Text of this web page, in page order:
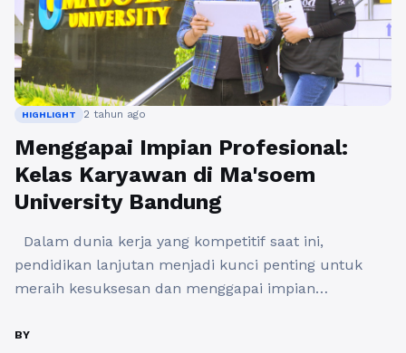
HIGHLIGHT 2 tahun ago
Menggapai Impian Profesional:
Kelas Karyawan di Ma'soem
University Bandung
Dalam dunia kerja yang kompetitif saat ini,
pendidikan lanjutan menjadi kunci penting untuk
meraih kesuksesan dan menggapai impian
sibuk dengan rutinitas harian, melanjutkan
BY